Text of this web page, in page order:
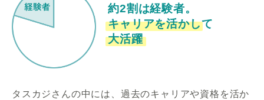
約2割は経験者。
キャリアを活かして
大活躍
タスカジさんの中には、過去のキャリアや資格を活か